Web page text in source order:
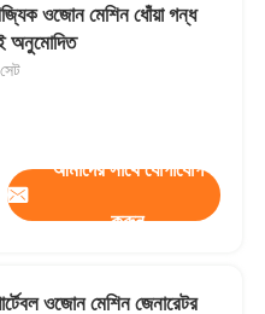
ওজোন মেশিন ধোঁয়া গন্ধ
অনুমোদিত
আমাদের সাথে যোগাযোগ
করুন
ওজোন মেশিন জেনারেটর